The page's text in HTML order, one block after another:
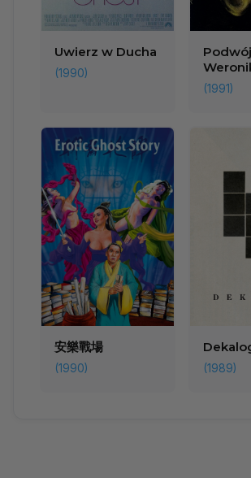
Uwierz w Ducha
(1990)
(1991)
安樂戰場
(1990) (1989)